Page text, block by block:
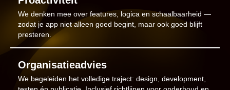
We denken mee over features, logica en schaalbaarheid —
zodat je app niet alleen goed begint, maar ook goed blijft
presteren.
Organisatieadvies
We begeleiden het volledige traject: design, development,